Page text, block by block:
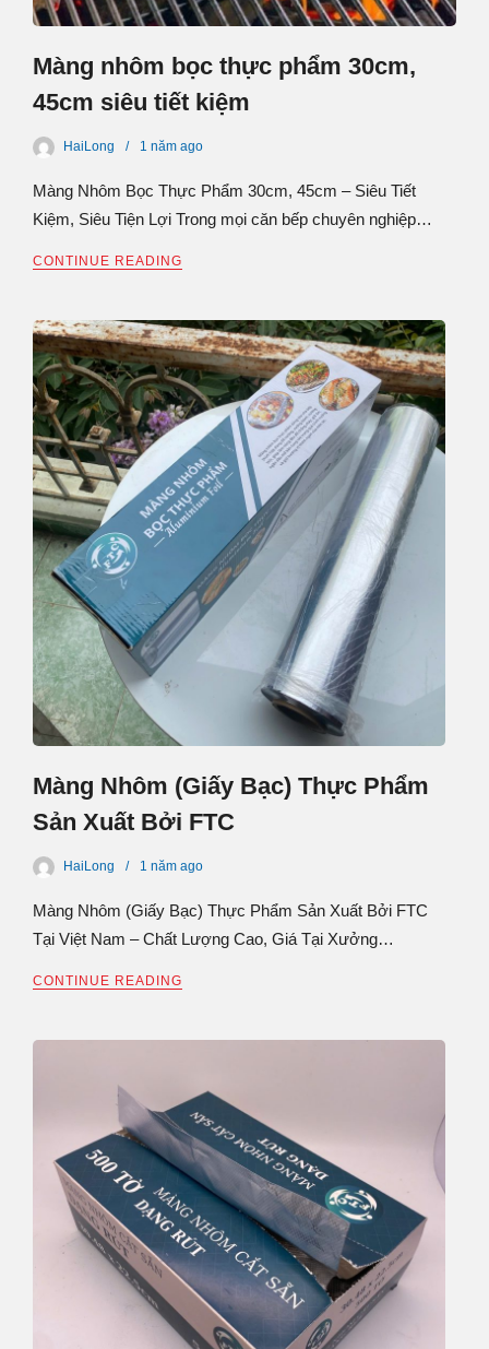
Màng nhôm bọc thực phẩm 30cm,
45cm siêu tiết kiệm
HaiLong 1 năm ago
Màng Nhôm Bọc Thực Phẩm 30cm, 45cm – Siêu Tiết
Kiệm, Siêu Tiện Lợi Trong mọi căn bếp chuyên nghiệp…
CONTINUE READING
Màng Nhôm (Giấy Bạc) Thực Phẩm
Sản Xuất Bởi FTC
HaiLong 1 năm ago
Màng Nhôm (Giấy Bạc) Thực Phẩm Sản Xuất Bởi FTC
Tại Việt Nam – Chất Lượng Cao, Giá Tại Xưởng…
CONTINUE READING